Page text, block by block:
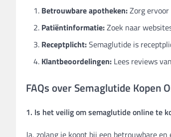
Betrouwbare apotheken:Zorg
Patiëntinformatie:Zoek naar
Receptplicht:Semaglutide is
Klantbeoordelingen: Lees reviews
FAQs over Semaglutide Kopen
1. Is het veilig om semaglutide online te
Ja, zolang je koopt bij een betrouwbare